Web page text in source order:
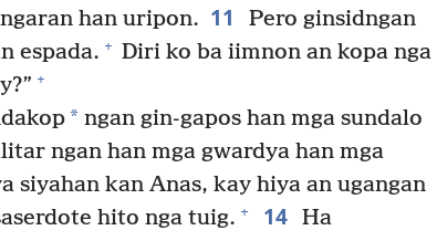
han uripon. 11
Pero ginsidngan
espada. + Diri ko ba iimnon an kopa nga
+
*ngan gin-gapos han mga sundalo
ngan han mga gwardya han mga
siyahan kan Anas, kay hiya an ugangan
hito nga tuig. + 14 Ha